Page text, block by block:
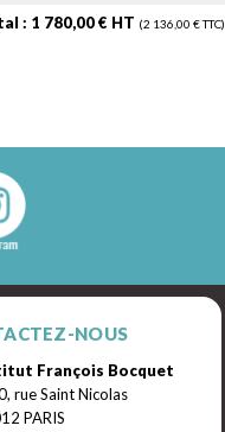
: 1 780,00 € HT (2 136,00 € TTC)
NOUS
François Bocquet
rue Saint Nicolas
PARIS